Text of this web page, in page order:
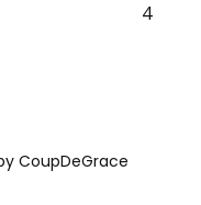
4
CoupDeGrace